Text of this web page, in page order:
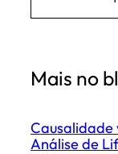
Mais no
Causalidade
Análise de